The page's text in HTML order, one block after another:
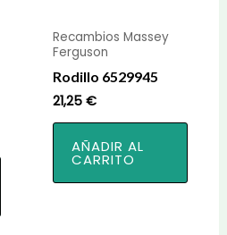
Recambios Massey
Ferguson
Rodillo 6529945
21,25€
AÑADIR AL
CARRITO